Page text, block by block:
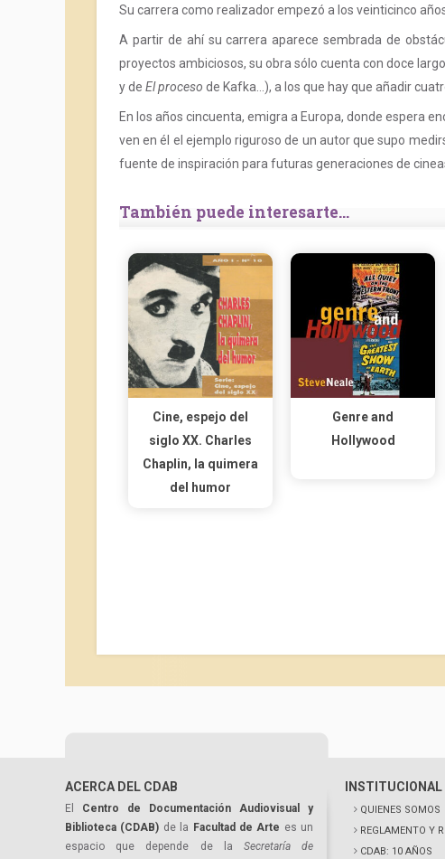
Su carrera como realizador empezó a los veinticinco
A partir de ahí su carrera aparece sembrada de
proyectos ambiciosos, su obra sólo cuenta con doce
y de El proceso de Kafka…), a los que hay que añadir
En los años cincuenta, emigra a Europa, donde espera
ven en él el ejemplo riguroso de un autor que supo
fuente de inspiración para futuras generaciones de
También puede interesarte...
Cine, espejo del
siglo XX. Charles
Chaplin, la quimera
del humor
Genre and
Hollywood
ACERCA DEL CDAB
El Centro de Documentación Audiovisual y
Biblioteca (CDAB) de la Facultad de Arte es un
espacio que depende de la Secretaría de
INSTITUCIONAL
QUIENES SOMOS
REGLAMENTO Y
CDAB: 10 AÑOS